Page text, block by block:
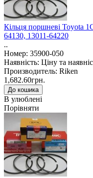
Кільця поршневі Toyota
64130, 13011-64220
..
Номер: 35900-050
Наявність: Ціну та
Производитель: Riken
1,682.60грн.
В улюблені
Порівняти